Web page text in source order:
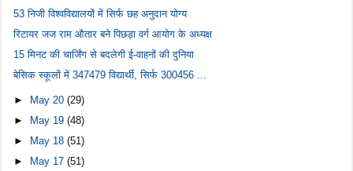
53 निजी विश्वविद्यालयों में सिर्फ छह अनुदान योग्य
रिटायर जज राम औतार बने पिछड़ा वर्ग आयोग के अध्यक्ष
15 मिनट की चार्जिंग से बदलेगी ई-वाहनों की दुनिया
बेसिक स्कूलों में 347479 विद्यार्थी, सिर्फ 300456 ...
► May 20(29)
►
May 19(48)
►
May 18(51)
►
May 17(51)